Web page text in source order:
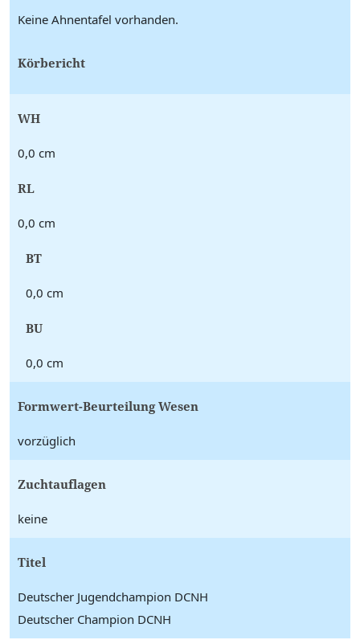
Keine Ahnentafel vorhanden.
Körbericht
WH
0,0 cm
RL
0,0 cm
BT
0,0 cm
BU
0,0 cm
Formwert-Beurteilung Wesen
vorzüglich
Zuchtauflagen
keine
Titel
Deutscher Jugendchampion DCNH
Deutscher Champion DCNH